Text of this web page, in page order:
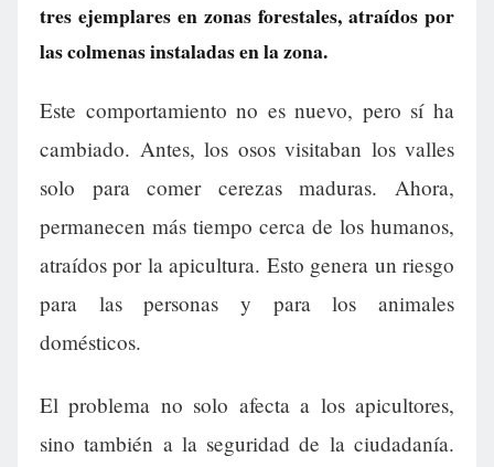
tres ejemplares en zonas forestales, atraídos por
las colmenas instaladas en la zona.
Este comportamiento no es nuevo, pero sí ha
cambiado. Antes, los osos visitaban los valles
solo para comer cerezas maduras. Ahora,
permanecen más tiempo cerca de los humanos,
atraídos por la apicultura. Esto genera un riesgo
para las personas y para los animales
domésticos.
El problema no solo afecta a los apicultores,
sino también a la seguridad de la ciudadanía.